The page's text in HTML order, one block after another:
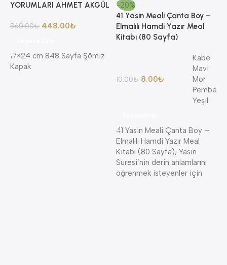
YORUMLARI AHMET AKGÜL
560.00₺ 448.00₺
17×24 cm 848 Sayfa Şömiz
Kapak
-20%
41 Yasin Meali Çanta Boy –
Elmalılı Hamdi Yazır Meal
Kitabı (80 Sayfa)
10.00₺ 8.00₺
Kabe
Mavi
Mor
Pembe
Yeşil
41 Yasin Meali Çanta Boy –
Elmalılı Hamdi Yazır Meal
Kitabı (80 Sayfa), Yasin
Suresi’nin derin anlamlarını
öğrenmek isteyenler için